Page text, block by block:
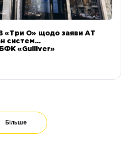
«Три О» щодо заяви АТ
систем
«Gulliver»
Більше